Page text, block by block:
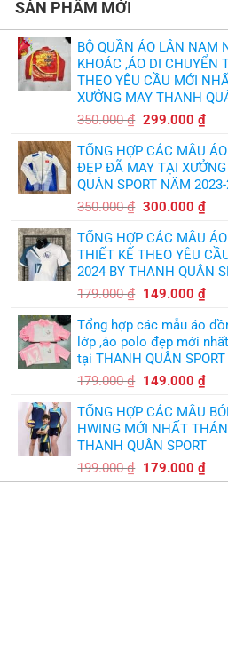
lại
trích
cầu
thủ,
thừa
nhận
sự
thật
chát
của
bầy
quỷ
nhỏ
Thiết
và
in
áo
bóng
chuyền
theo
yêu
cầu
,thiết
free
SẢN PHẨM MỚI
BỘ QUẦN ÁO LÂN NAM
KHOÁC ,ÁO DI CHUYỂN
THEO YÊU CẦU MỚI
XƯỞNG MAY THANH
350.000₫ Giá
là:
350.000 ₫.
299.000 ₫Giá
tại
là:
TỔNG HỢP CÁC MẪU
ĐẸP ĐÃ MAY TẠI
QUÂN SPORT NĂM
350.000₫ Giá
là:
350.000 ₫.
300.000 ₫Giá
tại
là:
TỔNG HỢP CÁC MẪU
THIẾT KẾ THEO YÊU
2024 BY THANH QUÂN
179.000₫ Giá
là:
179.000 ₫.
149.000 ₫Giá
tại
là:
Tổng hợp các mẫu áo
lớp ,áo polo đẹp mới
tại THANH QUÂN SPORT
179.000₫ Giá
là:
179.000 ₫.
149.000 ₫Giá
tại
là:
TỔNG HỢP CÁC MẪU
HWING MỚI NHẤT
THANH QUÂN SPORT
199.000₫ Giá
gốc
179.000 ₫Giá